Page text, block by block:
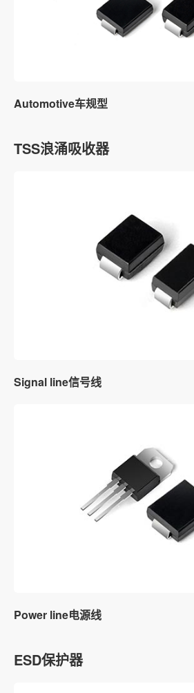
Automotive车规型
TSS浪涌吸收器
Signal line信号线
Power line电源线
ESD保护器